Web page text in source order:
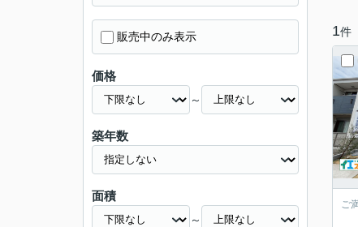
1件
ご
販売中のみ表示
価格
～
築年数
面積
～